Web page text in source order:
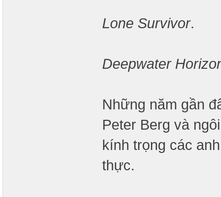
Lone Survivor.
Deepwater
Những năm gần
Peter Berg và
kính trọng các
thực.